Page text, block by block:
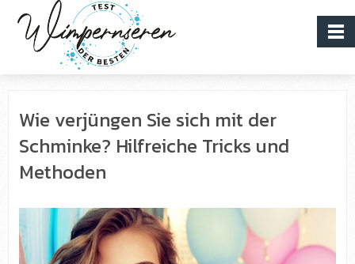
Wie verjüngen Sie sich mit der
Schminke? Hilfreiche Tricks und
Methoden